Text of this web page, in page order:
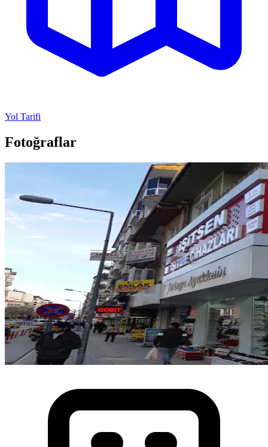
Yol Tarifi
Fotoğraflar